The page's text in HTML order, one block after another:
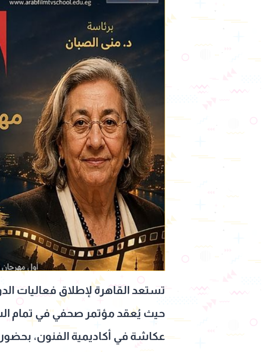
تستعد القاهرة لإطلاق فعاليات
عكاشة في أكاديمية الفنون، بحضور